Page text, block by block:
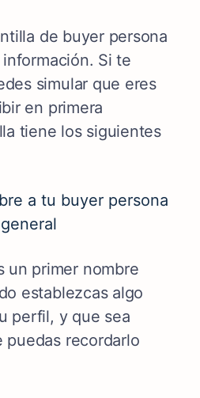
de buyer persona
Si te
simular que eres
en primera
tiene los siguientes
a tu buyer persona
un primer nombre
establezcas algo
perfil, y que sea
puedas recordarlo